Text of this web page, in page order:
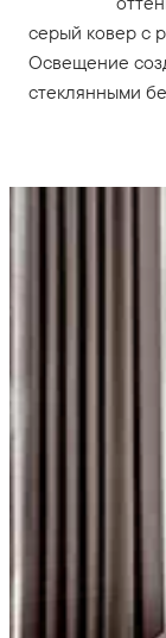
серый ковер с
Освещение
стеклянными